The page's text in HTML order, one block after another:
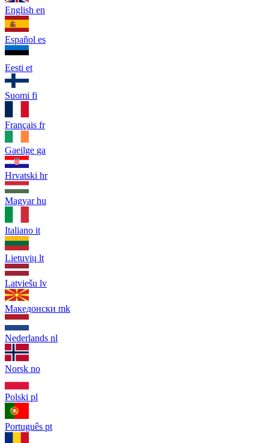
English en
Español es
Eesti et
Suomi fi
Français fr
Gaeilge ga
Hrvatski hr
Magyar hu
Italiano it
Lietuvių lt
Latviešu lv
Македонски mk
Nederlands nl
Norsk no
Polski pl
Português pt